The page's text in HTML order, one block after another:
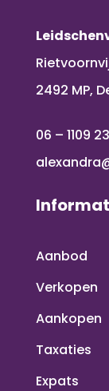
2492 MP,
06 – 1109
Aanbod
Verkopen
Aankopen
Taxaties
Expats